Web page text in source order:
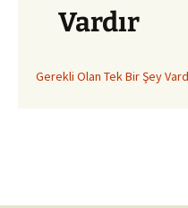
Vardır
Gerekli Olan Tek Bir Şey